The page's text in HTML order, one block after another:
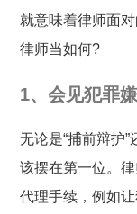
就意味着律师面
律师当如何?
1、会见犯罪
无论是“捕前辩护
该摆在第一位。
代理手续，例如